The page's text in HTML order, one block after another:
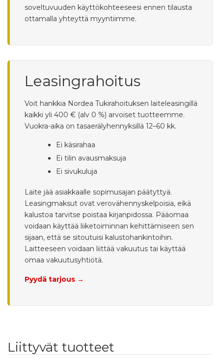
soveltuvuuden käyttökohteeseesi ennen tilausta
ottamalla yhteyttä myyntiimme.
Leasingrahoitus
Voit hankkia Nordea Tukirahoituksen laiteleasingillä
kaikki yli 400 € (alv 0 %) arvoiset tuotteemme.
Vuokra-aika on tasaerälyhennyksillä 12–60 kk.
Ei käsirahaa
Ei tilin avausmaksuja
Ei sivukuluja
Laite jää asiakkaalle sopimusajan päätyttyä.
Leasingmaksut ovat verovähennyskelpoisia, eikä
kalustoa tarvitse poistaa kirjanpidossa. Pääomaa
voidaan käyttää liiketoiminnan kehittämiseen sen
sijaan, että se sitoutuisi kalustohankintoihin.
Laitteeseen voidaan liittää vakuutus tai käyttää
omaa vakuutusyhtiötä.
Pyydä tarjous →
Liittyvät tuotteet